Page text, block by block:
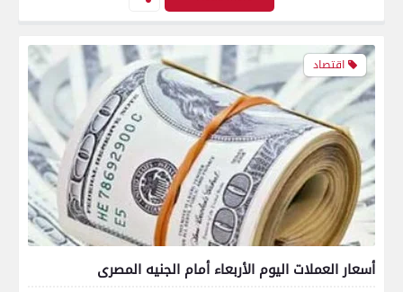
اقتصاد
أسعار العملات اليوم الأربعاء أمام الجنيه المصرى